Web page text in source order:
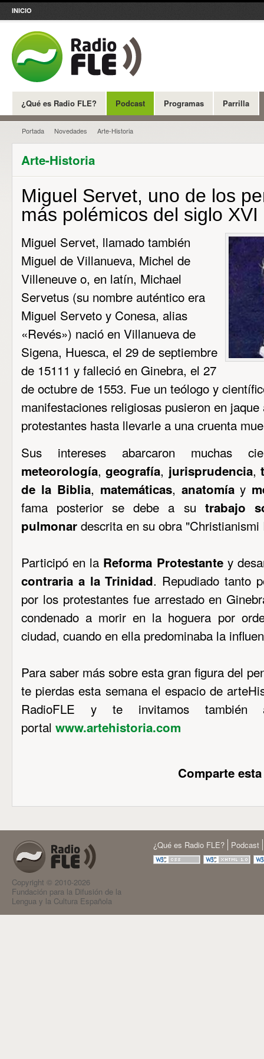
INICIO
¿Qué es Radio FLE? Podcast Programas Parrilla
Portada Novedades Arte-Historia
Arte-Historia
Miguel Servet, uno de los
más polémicos del siglo XVI
Miguel Servet, llamado también
Miguel de Villanueva, Michel de
Villeneuve o, en latín, Michael
Servetus (su nombre auténtico era
Miguel Serveto y Conesa, alias
«Revés») nació en Villanueva de
Sigena, Huesca, el 29 de septiembre
de 15111 y falleció en Ginebra, el 27
de octubre de 1553. Fue un teólogo y
manifestaciones religiosas pusieron en
protestantes hasta llevarle a una cruenta
Sus intereses abarcaron muchas
meteorología,geografía, jurisprudencia,
de la Biblia, matemáticas, anatomíay
fama posterior se debe a su trabajo
pulmonar descrita en su obra
Participó en la Reforma Protestante y
contraria a la Trinidad. Repudiado tanto
por los protestantes fue arrestado en
condenado a morir en la hoguera por
ciudad, cuando en ella predominaba la
Para saber más sobre esta gran figura del
te pierdas esta semana el espacio de
RadioFLE y te invitamos
portal www.artehistoria.com
Comparte
Copyright © 2010-2026
Fundación para la Difusión de la
Lengua y la Cultura Española
¿Qué es Radio FLE? Podcast